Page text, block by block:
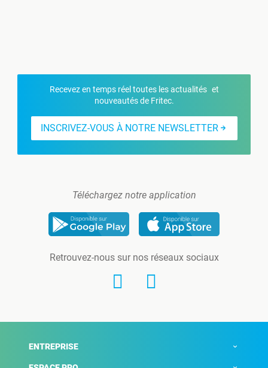
Recevez en temps réel toutes les actualités et
nouveautés de Fritec.
INSCRIVEZ-VOUS À NOTRE NEWSLETTER
Téléchargez notre application
Retrouvez-nous sur nos réseaux sociaux
ENTREPRISE